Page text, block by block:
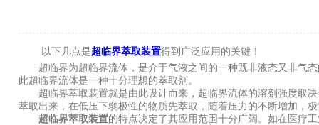
以下几点是超临界萃取装置得到广泛应用的关键！
超临界为超临界流体，是介于气液之间的一种既非液态又非气态
此超临界流体是一种十分理想的萃取剂。
超临界萃取装置就是由此设计而来，超临界流体的溶剂强度取决
萃取出来，在低压下弱极性的物质先萃取，随着压力的不断增加，
超临界萃取装置的特点决定了其应用范围十分广阔。如在医疗